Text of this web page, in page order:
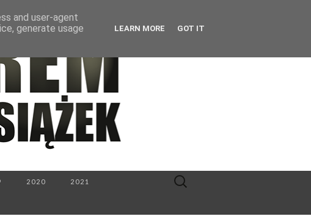
2020 2021
Search
and user-agent
generate usage
LEARN MORE GOT IT